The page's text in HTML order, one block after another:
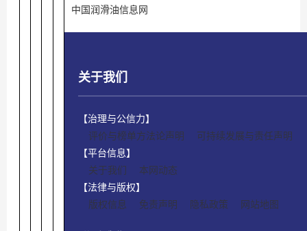
中国润滑油信息网
关于我们
【治理与公信力】
评价与榜单方法论声明
可持续发展与责任声明
【平台信息】
关于我们
本网动态
【法律与版权】
版权信息
免责声明 隐私政策 网站地图